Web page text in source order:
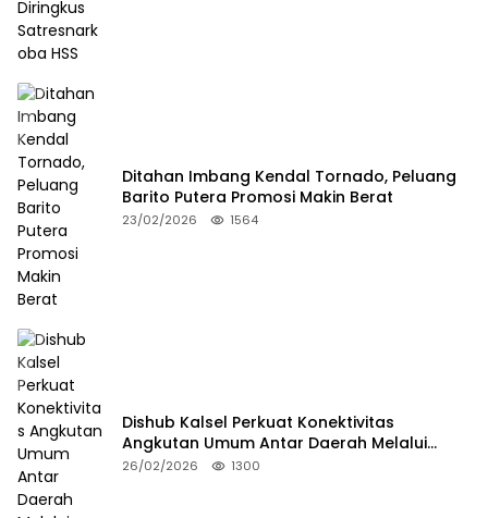
Ditahan Imbang Kendal Tornado, Peluang
Barito Putera Promosi Makin Berat
23/02/2026 1564
Dishub Kalsel Perkuat Konektivitas
Angkutan Umum Antar Daerah Melalui
Integritas
26/02/2026 1300